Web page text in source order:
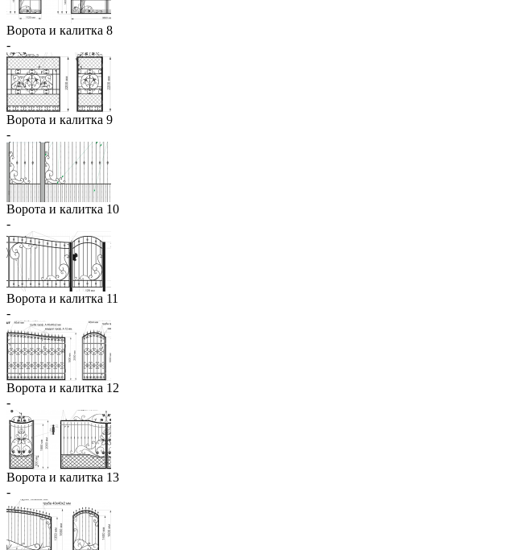
Ворота и калитка 8
-
Ворота и калитка 9
-
Ворота и калитка 10
-
Ворота и калитка 11
-
Ворота и калитка 12
-
Ворота и калитка 13
-